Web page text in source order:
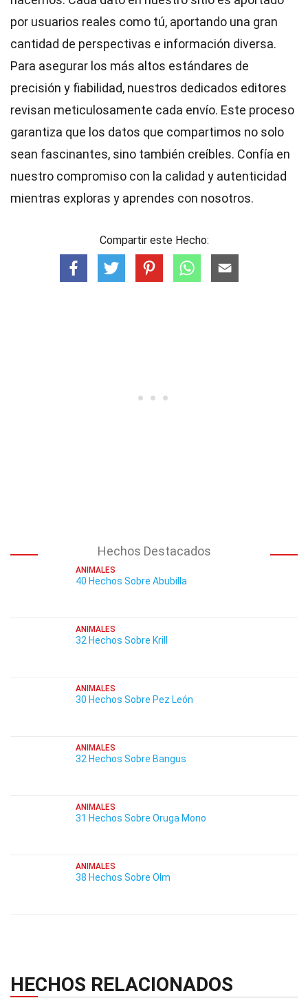
por usuarios reales como tú, aportando una gran
cantidad de perspectivas e información diversa.
Para asegurar los más altos estándares de
precisión y fiabilidad, nuestros dedicados editores
revisan meticulosamente cada envío. Este proceso
garantiza que los datos que compartimos no solo
sean fascinantes, sino también creíbles. Confía en
nuestro compromiso con la calidad y autenticidad
mientras exploras y aprendes con nosotros.
Compartir este Hecho:
Hechos Destacados
ANIMALES
40 Hechos Sobre Abubilla
ANIMALES
32 Hechos Sobre Krill
ANIMALES
30 Hechos Sobre Pez León
ANIMALES
32 Hechos Sobre Bangus
ANIMALES
31 Hechos Sobre Oruga Mono
ANIMALES
38 Hechos Sobre Olm
HECHOS RELACIONADOS